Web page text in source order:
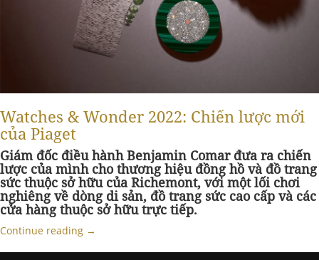
Watches & Wonder 2022: Chiến lược mới
của Piaget
Giám đốc điều hành Benjamin Comar đưa ra chiến
lược của mình cho thương hiệu đồng hồ và đồ trang
sức thuộc sở hữu của Richemont, với một lối chơi
nghiêng về dòng di sản, đồ trang sức cao cấp và các
cửa hàng thuộc sở hữu trực tiếp.
Continue reading →